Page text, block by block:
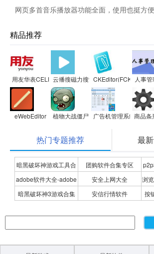
网页多首音乐播放器功能全面，使用也挺方便
精品推荐
用友华表CELL插件云播搜磁力搜索CKEditor(FCKeditor)
人事
eWebEditor 植物大战僵尸网页版广告机管理系统商品条
热门专题推荐 最
暗黑破坏神游戏工具合
集
团购软件合集专区
adobe软件大全-adobe
全系列软件下载-adobe
安全上网大全
浏
暗黑破坏神3游戏合集 安信行情软件
按